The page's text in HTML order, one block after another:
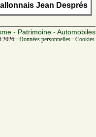
Jean Després
- Patrimoine - Automobiles
2026 -Données personnelles -